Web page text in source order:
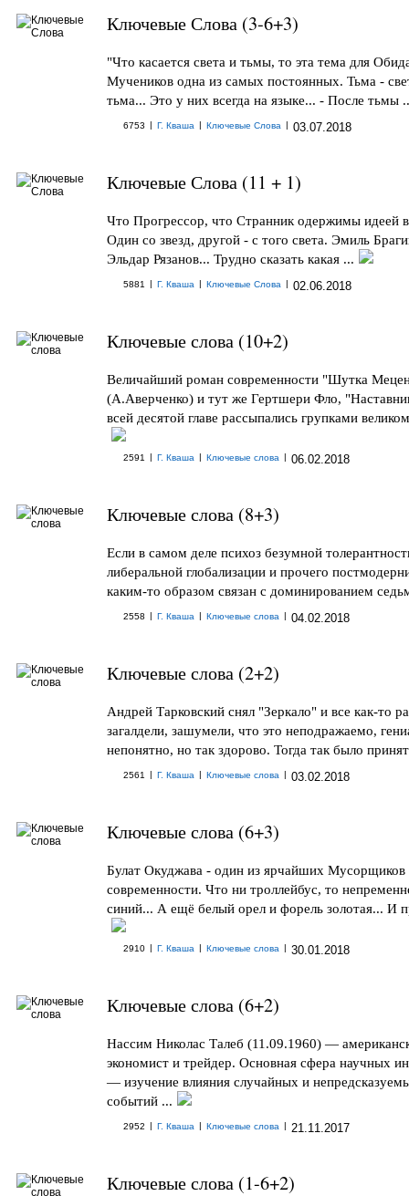
Ключевые Слова (3-6+3)
"Что касается света и тьмы, то эта тема для
Мучеников одна из самых постоянных. Тьма -
тьма... Это у них всегда на языке... - После тьмы
6753 | Г. Кваша | Ключевые Слова | 03.07.2018
Ключевые Слова (11 + 1)
Что Прогрессор, что Странник одержимы идеей
Один со звезд, другой - с того света. Эмиль
Эльдар Рязанов... Трудно сказать какая ...
5881 | Г. Кваша | Ключевые Слова | 02.06.2018
Ключевые слова (10+2)
Величайший роман современности "Шутка
(А.Аверченко) и тут же Гертшери Фло,
всей десятой главе рассыпались групками
2591 | Г. Кваша | Ключевые слова | 06.02.2018
Ключевые слова (8+3)
Если в самом деле психоз безумной
либеральной глобализации и прочего
каким-то образом связан с доминированием
2558 | Г. Кваша | Ключевые слова | 04.02.2018
Ключевые слова (2+2)
Андрей Тарковский снял "Зеркало" и все как-то
загалдели, зашумели, что это неподражаемо,
непонятно, но так здорово. Тогда так было
2561 | Г. Кваша | Ключевые слова | 03.02.2018
Ключевые слова (6+3)
Булат Окуджава - один из ярчайших Мусорщиков
современности. Что ни троллейбус, то
синий... А ещё белый орел и форель золотая... И
2910 | Г. Кваша | Ключевые слова | 30.01.2018
Ключевые слова (6+2)
Нассим Николас Талеб (11.09.1960) —
экономист и трейдер. Основная сфера научных
— изучение влияния случайных и
событий ...
2952 | Г. Кваша | Ключевые слова | 21.11.2017
Ключевые слова (1-6+2)